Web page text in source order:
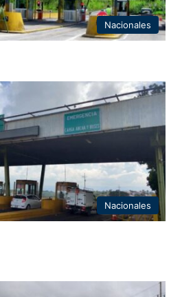
Nacionales
Nacionales